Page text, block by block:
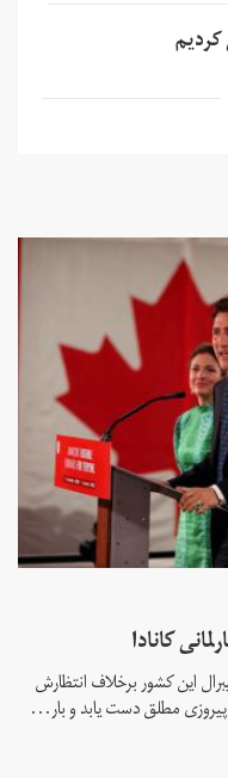
کانادا
این کشور برخلاف انتظارش
پیروزی مطلق دست یابد و بار...